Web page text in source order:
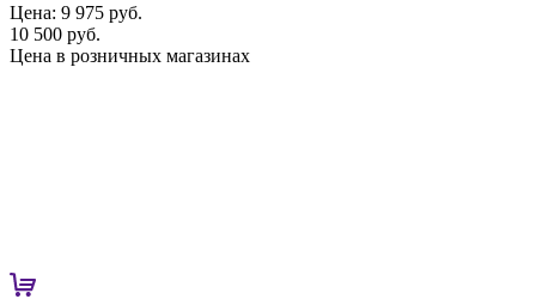
Цена: 9 975 руб.
10 500 руб.
Цена в розничных магазинах